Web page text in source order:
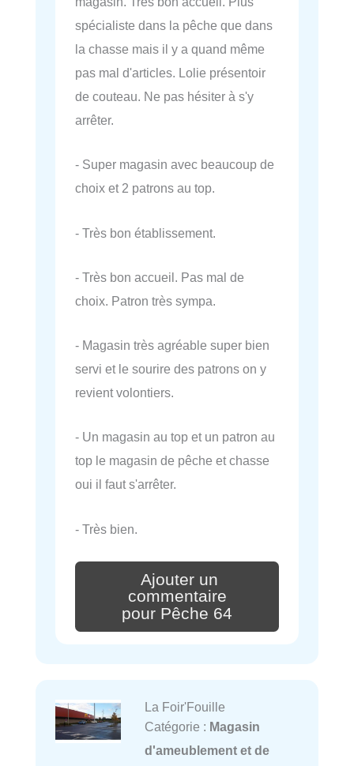
spécialiste dans la pêche que dans
la chasse mais il y a quand même
pas mal d'articles. Lolie présentoir
de couteau. Ne pas hésiter à s'y
arrêter.
- Super magasin avec beaucoup de
choix et 2 patrons au top.
- Très bon établissement.
- Très bon accueil. Pas mal de
choix. Patron très sympa.
- Magasin très agréable super bien
servi et le sourire des patrons on y
revient volontiers.
- Un magasin au top et un patron au
top le magasin de pêche et chasse
oui il faut s'arrêter.
- Très bien.
Ajouter un
commentaire
pour Pêche 64
La Foir'Fouille
Catégorie : Magasin
d'ameublement et de